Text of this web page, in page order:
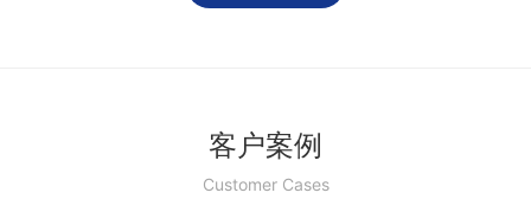
客户案例
Customer Cases